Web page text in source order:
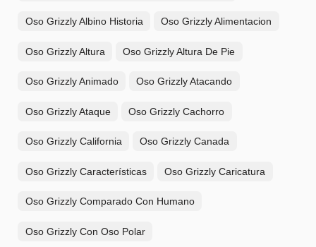
Oso Grizzly Albino Historia Oso Grizzly Alimentacion
Oso Grizzly Altura Oso Grizzly Altura De Pie
Oso Grizzly Animado Oso Grizzly Atacando
Oso Grizzly Ataque Oso Grizzly Cachorro
Oso Grizzly California Oso Grizzly Canada
Oso Grizzly Características Oso Grizzly Caricatura
Oso Grizzly Comparado Con Humano
Oso Grizzly Con Oso Polar